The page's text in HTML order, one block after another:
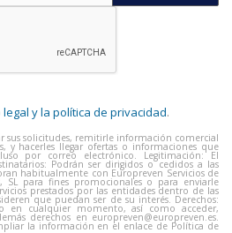
legal y la política de privacidad.
sus solicitudes, remitirle información comercial
y hacerles llegar ofertas o informaciones que
por correo electrónico. Legitimación: El
Podrán ser dirigidos o cedidos a las
habitualmente con Europreven Servicios de
SL para fines promocionales o para enviarle
prestados por las entidades dentro de las
que puedan ser de su interés. Derechos:
en cualquier momento, así como acceder,
derechos en europreven@europreven.es.
la información en el enlace de Política de